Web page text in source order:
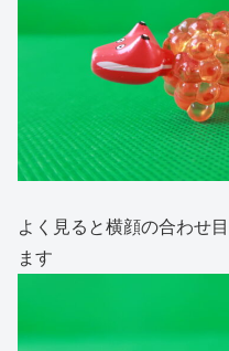
よく見ると横顔の合わせ
ます